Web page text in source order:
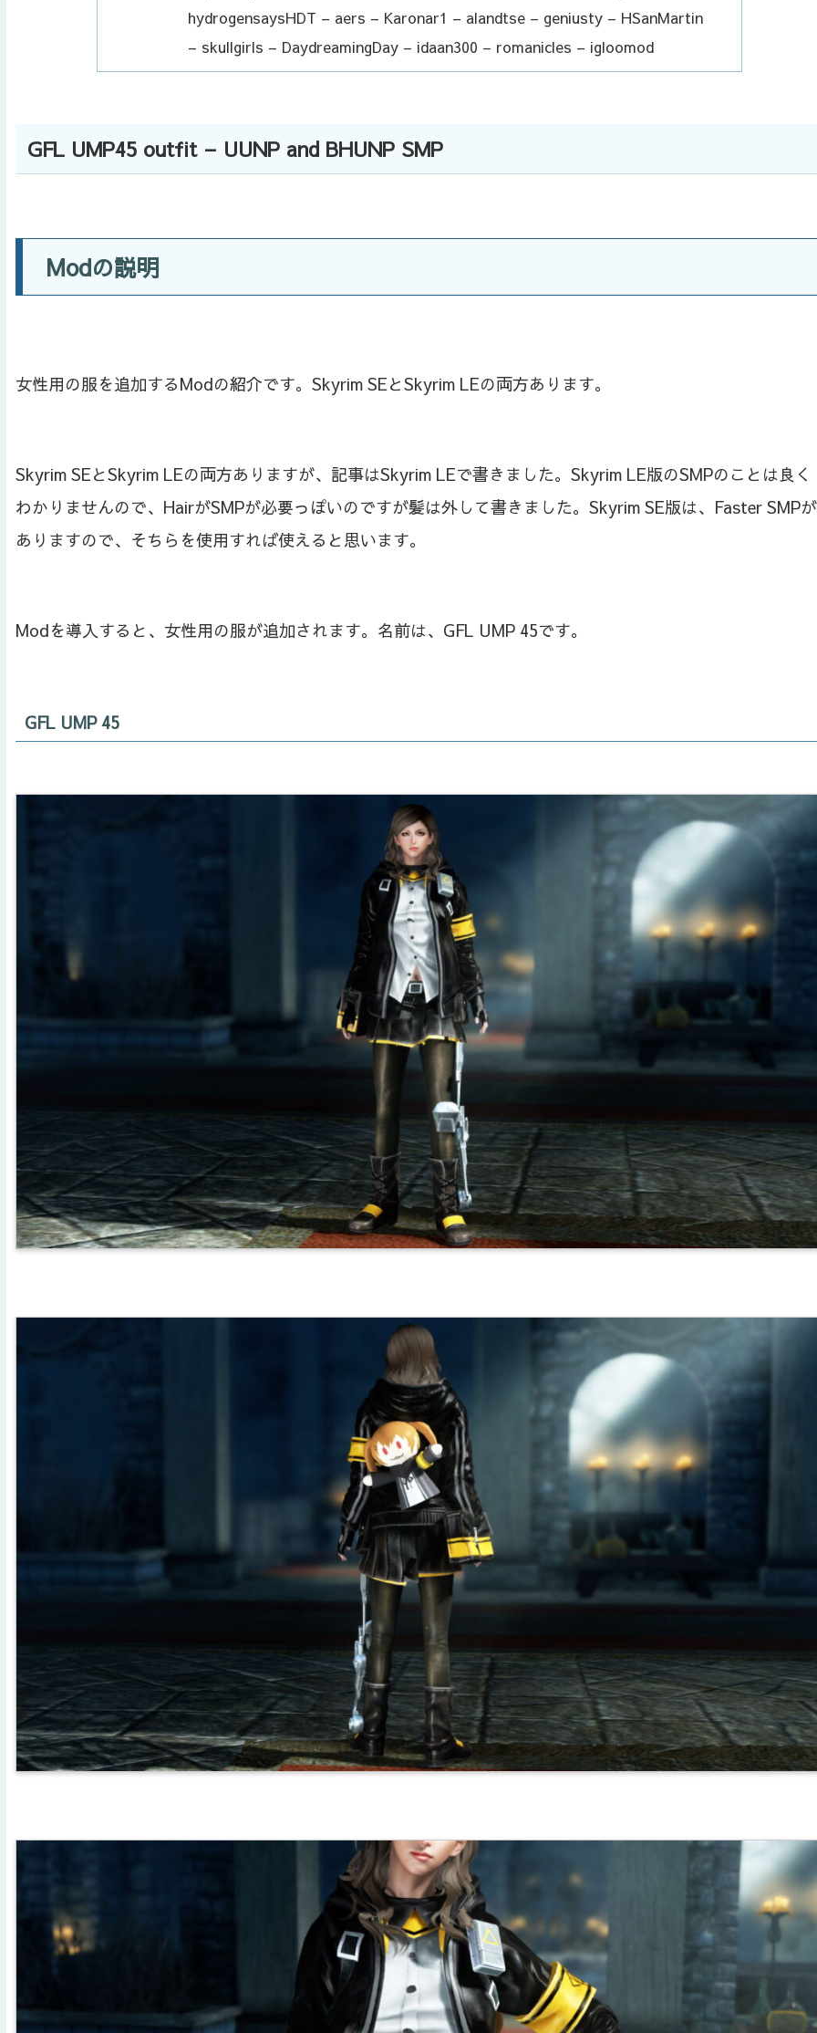
hydrogensaysHDT – aers – Karonar1 – alandtse – geniusty – HSanMartin
– skullgirls – DaydreamingDay – idaan300 – romanicles – igloomod
GFL UMP45 outfit – UUNP and BHUNP SMP
Modの説明
女性用の服を追加するModの紹介です。Skyrim SEとSkyrim LEの両方あります。
Skyrim SEとSkyrim LEの両方ありますが、記事はSkyrim LEで書きました。Skyrim LE版のSMPのことは良く
わかりませんので、HairがSMPが必要っぽいのですが髪は外して書きました。Skyrim SE版は、Faster SMPが
ありますので、そちらを使用すれば使えると思います。
Modを導入すると、女性用の服が追加されます。名前は、GFL UMP 45です。
GFL UMP 45